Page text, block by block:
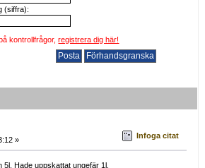
(siffra):
kontrollfrågor,registrera dig här!
» Infoga citat
Hade uppskattat ungefär 1l.